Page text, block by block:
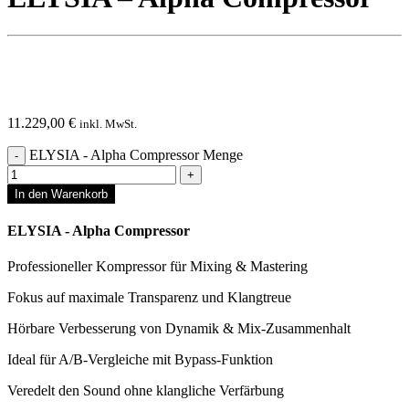
11.229,00 € inkl. MwSt.
ELYSIA - Alpha Compressor Menge
In den Warenkorb
ELYSIA - Alpha Compressor
Professioneller Kompressor für Mixing & Mastering
Fokus auf maximale Transparenz und Klangtreue
Hörbare Verbesserung von Dynamik & Mix-Zusammenhalt
Ideal für A/B-Vergleiche mit Bypass-Funktion
Veredelt den Sound ohne klangliche Verfärbung